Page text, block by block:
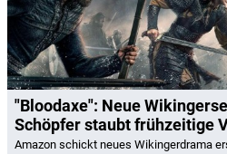
"Bloodaxe": Neue
Schöpfer staubt frühzeitige
Amazon schickt neues Wikingerdrama